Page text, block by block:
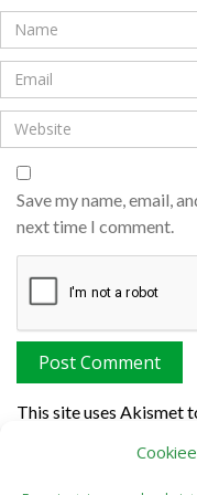
Save my name, email,
next time I comment.
This site uses Akismet